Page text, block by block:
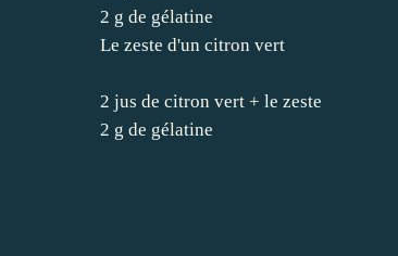
2 g de gélatine
Le zeste d'un citron vert
2 jus de citron vert + le zeste
2 g de gélatine